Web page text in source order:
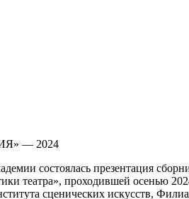
— 2024
состоялась презентация
проходившей осенью
сценических искусств,